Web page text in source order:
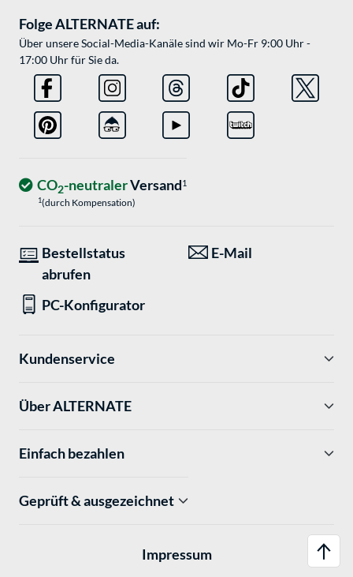
Folge ALTERNATE auf:
Über unsere Social-Media-Kanäle sind wir Mo-Fr 9:00 Uhr -
17:00 Uhr für Sie da.
CO2-neutralerVersand1
1(durch Kompensation)
Bestellstatus
abrufen
E-Mail
PC-Konfigurator
Kundenservice
Über ALTERNATE
Einfach bezahlen
Geprüft & ausgezeichnet
Impressum